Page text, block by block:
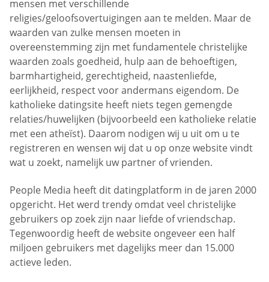
mensen met verschillende
religies/geloofsovertuigingen aan te melden. Maar de
waarden van zulke mensen moeten in
overeenstemming zijn met fundamentele christelijke
waarden zoals goedheid, hulp aan de behoeftigen,
barmhartigheid, gerechtigheid, naastenliefde,
eerlijkheid, respect voor andermans eigendom. De
katholieke datingsite heeft niets tegen gemengde
relaties/huwelijken (bijvoorbeeld een katholieke relatie
met een atheïst). Daarom nodigen wij u uit om u te
registreren en wensen wij dat u op onze website vindt
wat u zoekt, namelijk uw partner of vrienden.
People Media heeft dit datingplatform in de jaren 2000
opgericht. Het werd trendy omdat veel christelijke
gebruikers op zoek zijn naar liefde of vriendschap.
Tegenwoordig heeft de website ongeveer een half
miljoen gebruikers met dagelijks meer dan 15.000
actieve leden.